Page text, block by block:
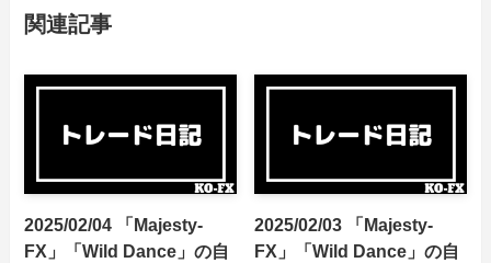
関連記事
2025/02/04 「Majesty-
FX」「Wild Dance」の自
2025/02/03 「Majesty-
FX」「Wild Dance」の自